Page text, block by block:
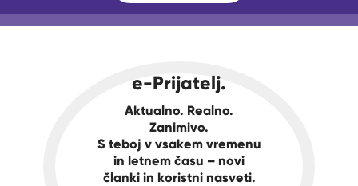
e-Prijatelj.
Aktualno. Realno.
Zanimivo.
S teboj v vsakem vremenu
in letnem času – novi
članki in koristni nasveti.